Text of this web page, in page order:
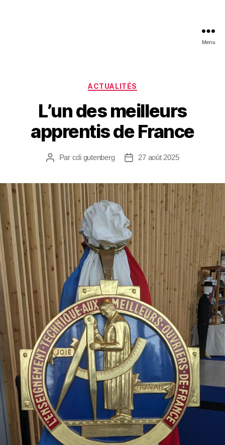
Menu
ACTUALITÉS
L’un des meilleurs
apprentis de France
Par cdi gutenberg 27 août 2025